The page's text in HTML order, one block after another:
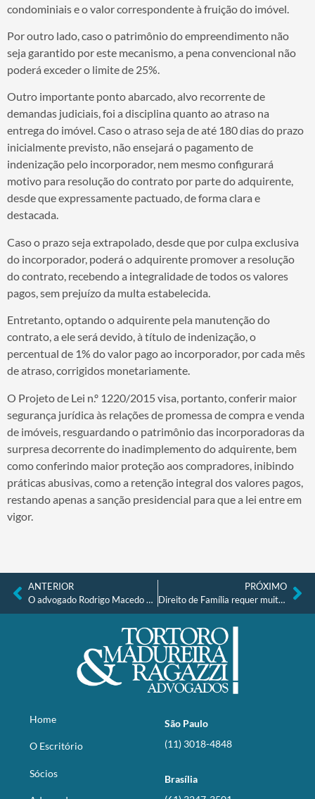
condominiais e o valor correspondente à fruição do imóvel.
Por outro lado, caso o patrimônio do empreendimento não
seja garantido por este mecanismo, a pena convencional não
poderá exceder o limite de 25%.
Outro importante ponto abarcado, alvo recorrente de
demandas judiciais, foi a disciplina quanto ao atraso na
entrega do imóvel. Caso o atraso seja de até 180 dias do prazo
inicialmente previsto, não ensejará o pagamento de
indenização pelo incorporador, nem mesmo configurará
motivo para resolução do contrato por parte do adquirente,
desde que expressamente pactuado, de forma clara e
destacada.
Caso o prazo seja extrapolado, desde que por culpa exclusiva
do incorporador, poderá o adquirente promover a resolução
do contrato, recebendo a integralidade de todos os valores
pagos, sem prejuízo da multa estabelecida.
Entretanto, optando o adquirente pela manutenção do
contrato, a ele será devido, à título de indenização, o
percentual de 1% do valor pago ao incorporador, por cada mês
de atraso, corrigidos monetariamente.
O Projeto de Lei n.º 1220/2015 visa, portanto, conferir maior
segurança jurídica às relações de promessa de compra e venda
de imóveis, resguardando o patrimônio das incorporadoras da
surpresa decorrente do inadimplemento do adquirente, bem
como conferindo maior proteção aos compradores, inibindo
práticas abusivas, como a retenção integral dos valores pagos,
restando apenas a sanção presidencial para que a lei entre em
vigor.
ANTERIOR
O advogado Rodrigo Macedo é o entrevistado do Jornal da Record News
PRÓXIMO
Direito de Família requer muito mais do que tecnicismo de advogado
Home
O Escritório
Sócios
São Paulo
(11) 3018-4848
Brasília